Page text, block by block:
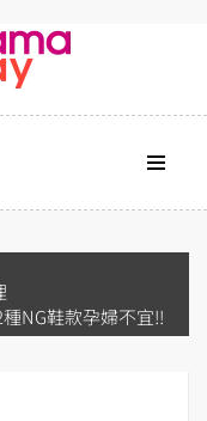
NG鞋款孕婦不宜!!